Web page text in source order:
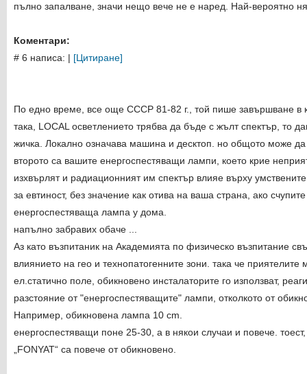
пълно запалване, значи нещо вече не е наред. Най-вероятно
Коментари:
# 6 написа: | [Цитиране]
По едно време, все още СССР 81-82 г., той пише завършване в
така, LOCAL осветлението трябва да бъде с жълт спектър, то
жичка. Локално означава машина и десктоп. но общото може
второто са вашите енергоспестяващи лампи, което крие
изхвърлят и радиационният им спектър влияе върху
за евтиност, без значение как отива на ваша страна, ако
енергоспестяваща лампа у дома.
напълно забравих обаче ...
Аз като възпитаник на Академията по физическо възпитание
влиянието на гео и технопатогенните зони. така че
ел.статично поле, обикновено инсталаторите го използват,
разстояние от "енергоспестяващите" лампи, отколкото от
Например, обикновена лампа 10 cm.
енергоспестяващи поне 25-30, а в някои случаи и повече.
„FONYAT“ са повече от обикновено.